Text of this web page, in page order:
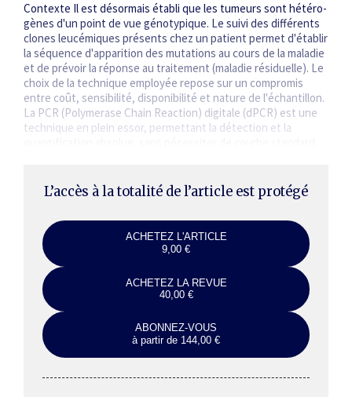
Contexte Il est désormais établi que les tumeurs sont hétéro­
gènes d'un point de vue génotypique. Le suivi des différents
clones leucémiques présents chez un patient permet d'établir
la séquence d'apparition des mutations au cours de la maladie
et de prévoir la réponse au traitement (maladie résiduelle). Le
choix de la technique employée repose sur un compromis
entre coût, sensibilité, disponibilité et nature de l'échantillon.
La PCR (Polymerase Chain Reaction) digitale (dPCR) est une
technique en plein essor, permettant la détection et la
L’accès à la totalité de l’article est protégé
ACHETEZ L'ARTICLE
9,00 €
ACHETEZ LA REVUE
40,00 €
ABONNEZ-VOUS
à partir de 144,00 €